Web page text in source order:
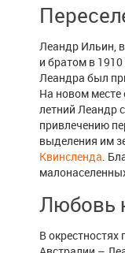
Леандр Ильин,
и братом в
Леандра был
На новом месте
летний Леандр
привлечению
выделения им
Квинсленда.
Любовь
В